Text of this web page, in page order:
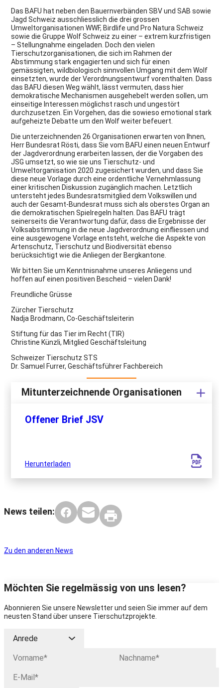
Das BAFU hat neben den Bauernverbänden SBV und SAB sowie
Jagd Schweiz ausschliesslich die drei grossen
Umweltorganisationen WWF, Birdlife und Pro Natura Schweiz
sowie die Gruppe Wolf Schweiz zu einer – extrem kurzfristigen
– Stellungnahme eingeladen. Doch den vielen
Tierschutzorganisationen, die sich im Rahmen der
Abstimmung stark engagierten und sich für einen
gemässigten, wildbiologisch sinnvollen Umgang mit dem Wolf
einsetzten, wurde der Verordnungsentwurf vorenthalten. Dass
das BAFU diesen Weg wählt, lässt vermuten, dass hier
demokratische Mechanismen ausgehebelt werden sollen, um
einseitige Interessen möglichst rasch und ungestört
durchzusetzen. Ein Vorgehen, das die sowieso emotional stark
aufgeheizte Debatte um den Wolf weiter befeuert.
Die unterzeichnenden 26 Organisationen erwarten von Ihnen,
Herr Bundesrat Rösti, dass Sie vom BAFU einen neuen Entwurf
der Jagdverordnung erarbeiten lassen, der die Vorgaben des
JSG umsetzt, so wie sie uns Tierschutz- und
Umweltorganisation 2020 zugesichert wurden, und dass Sie
diese neue Vorlage durch eine ordentliche Vernehmlassung
einer kritischen Diskussion zugänglich machen. Letztlich
untersteht jedes Bundesratsmitglied dem Volkswillen und
auch der Gesamt-Bundesrat muss sich als oberstes Organ an
die demokratischen Spielregeln halten. Das BAFU trägt
seinerseits die Verantwortung dafür, dass die Ergebnisse der
Volksabstimmung in die neue Jagdverordnung einfliessen und
eine ausgewogene Vorlage entsteht, welche die Aspekte von
Artenschutz, Tierschutz und Biodiversität ebenso
berücksichtigt wie die Anliegen der Bergkantone.
Wir bitten Sie um Kenntnisnahme unseres Anliegens und
hoffen auf einen positiven Bescheid – vielen Dank!
Freundliche Grüsse
Zürcher Tierschutz
Nadja Brodmann, Co-Geschäftsleiterin
Stiftung für das Tier im Recht (TIR)
Christine Künzli, Mitglied Geschäftsleitung
Schweizer Tierschutz STS
Dr. Samuel Furrer, Geschäftsführer Fachbereich
Mitunterzeichnende Organisationen
Offener Brief JSV
Herunterladen
News teilen:
Zu den anderen News
Möchten Sie regelmässig von uns lesen?
Abonnieren Sie unsere Newsletter und seien Sie immer auf dem
neusten Stand über unsere Tierschutzprojekte.